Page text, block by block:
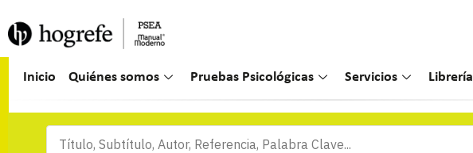
Inicio Quiénes somos Pruebas Psicológicas Servicios Librería